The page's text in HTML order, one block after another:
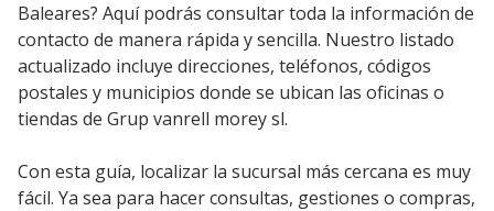
Baleares? Aquí podrás consultar toda la información de
contacto de manera rápida y sencilla. Nuestro listado
actualizado incluye direcciones, teléfonos, códigos
postales y municipios donde se ubican las oficinas o
tiendas de Grup vanrell morey sl.
Con esta guía, localizar la sucursal más cercana es muy
fácil. Ya sea para hacer consultas, gestiones o compras,